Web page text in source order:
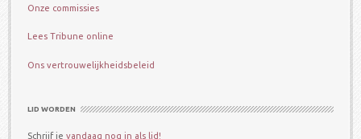
Onze commissies
Lees Tribune online
Ons vertrouwelijkheidsbeleid
LID WORDEN
Schrijf je vandaag nog in als lid!